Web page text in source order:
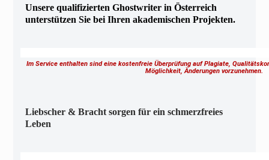
Unsere qualifizierten Ghostwriter in Österreich
unterstützen Sie bei Ihren akademischen Projekten.
Im Service enthalten sind eine kostenfreie Überprüfung auf Plagiate,
Möglichkeit, Änderungen vorzunehmen.
Liebscher & Bracht sorgen für ein schmerzfreies
Leben